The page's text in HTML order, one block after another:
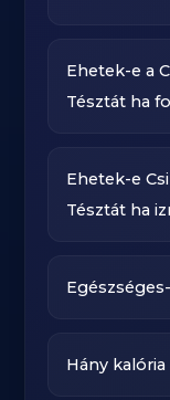
Ehetek-e a
Tésztát ha
Ehetek-e
Tésztát ha
Hány